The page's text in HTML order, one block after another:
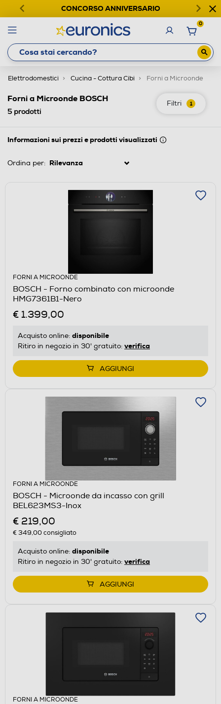
CONCORSO ANNIVERSARIO
0
Elettrodomestici Cucina - Cottura Cibi Forni a Microonde
Filtri 1
Forni a Microonde BOSCH
5 prodotti
Informazioni sui prezzi e prodotti visualizzati
Ordina per:
FORNI A MICROONDE
BOSCH - Forno combinato con microonde
HMG7361B1-Nero
€ 1.399,00
Acquisto online: disponibile
Ritiro in negozio in 30' gratuito: verifica
AGGIUNGI
FORNI A MICROONDE
BOSCH - Microonde da incasso con grill
BEL623MS3-Inox
€ 219,00
€ 349,00consigliato
Acquisto online: disponibile
Ritiro in negozio in 30' gratuito: verifica
AGGIUNGI
FORNI A MICROONDE